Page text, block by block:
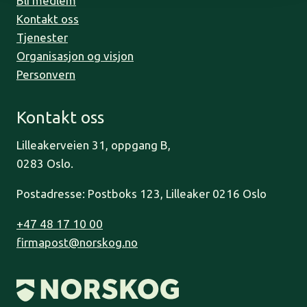
Kontakt oss
Tjenester
Organisasjon og visjon
Personvern
Kontakt oss
Lilleakerveien 31, oppgang B,
0283 Oslo.
Postadresse: Postboks 123, Lilleaker 0216 Oslo
+47 48 17 10 00
firmapost@norskog.no